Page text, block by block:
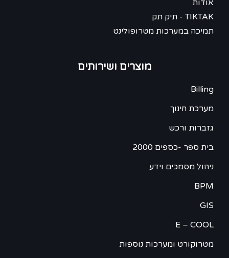
אודות
TIKTAK - תיק תק
תמיכה במערכות מטרופולינט
מוצרים ושירותים
Billing
מערכת חינוך
גזברות ורכש
בית ספר -כספים 2000
ניהול מסמכים וידע
BPM
GIS
E – COOL
מטרוקורט ומערכות נוספות